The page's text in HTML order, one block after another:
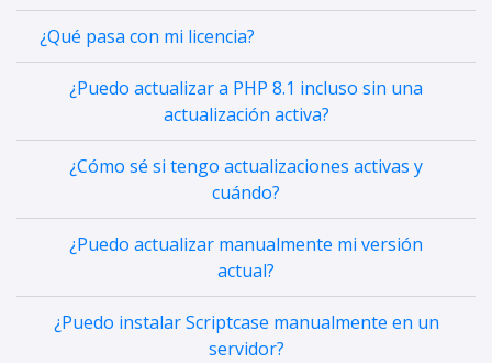
¿Qué pasa con mi licencia?
¿Puedo actualizar a PHP 8.1 incluso sin una
actualización activa?
¿Cómo sé si tengo actualizaciones activas y
cuándo?
¿Puedo actualizar manualmente mi versión
actual?
¿Puedo instalar Scriptcase manualmente en un
servidor?